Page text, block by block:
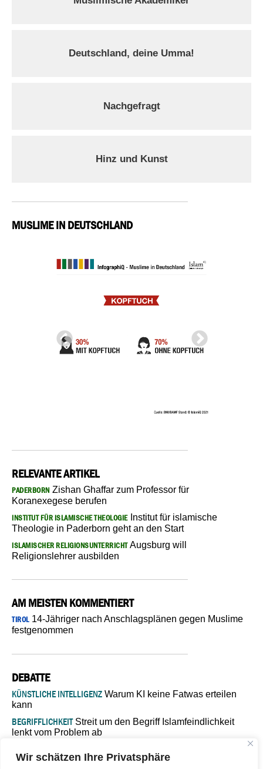
Wir schätzen Ihre Privatsphäre
Deutschland, deine Umma!
Nachgefragt
Hinz und Kunst
MUSLIME IN DEUTSCHLAND
RELEVANTE ARTIKEL
PADERBORN Zishan Ghaffar zum Professor für
Koranexegese berufen
INSTITUT FÜR ISLAMISCHE THEOLOGIEInstitut für islamische
Theologie in Paderborn geht an den Start
ISLAMISCHER RELIGIONSUNTERRICHTAugsburg will
Religionslehrer ausbilden
AM MEISTEN KOMMENTIERT
TIROL14-Jähriger nach Anschlagsplänen gegen Muslime
festgenommen
DEBATTE
KÜNSTLICHE INTELLIGENZ Warum KI keine Fatwas erteilen
kann
BEGRIFFLICHKEITStreit um den Begriff Islamfeindlichkeit
lenkt vom Problem ab
Verantwortung bleibt“